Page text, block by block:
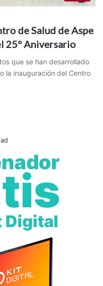
de Salud de Aspe
25º Aniversario
que se han desarrollado
la inauguración del Centro